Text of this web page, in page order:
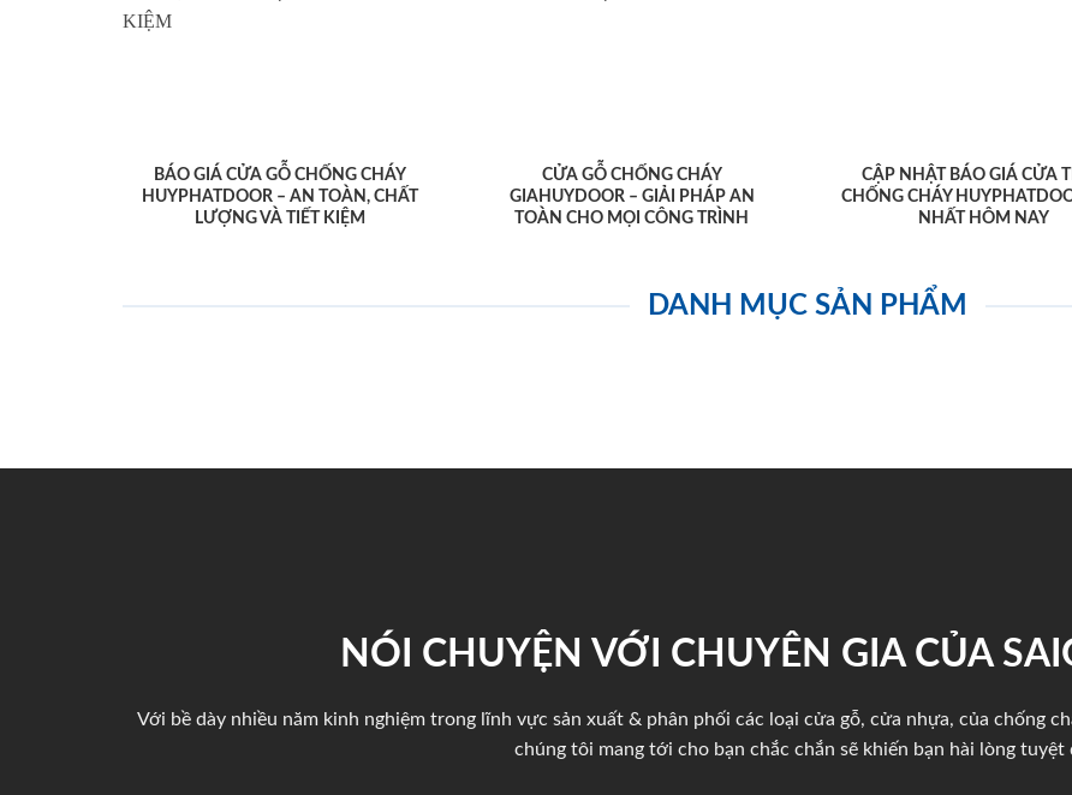
BÁO GIÁ CỬA GỖ CHỐNG CHÁY
HUYPHATDOOR – AN TOÀN, CHẤT
LƯỢNG VÀ TIẾT KIỆM
CỬA GỖ CHỐNG CHÁY
GIAHUYDOOR – GIẢI PHÁP AN
TOÀN CHO MỌI CÔNG TRÌNH
CẬP NHẬT BÁO GIÁ CỬA
CHỐNG CHÁY
NHẤT HÔM NAY
DANH MỤC SẢN PHẨM
NÓI CHUYỆN VỚI CHUYÊN GIA CỦA
Với bề dày nhiều năm kinh nghiệm trong lĩnh vực sản xuất & phân phối các loại cửa gỗ, cửa nhựa, của chống
chúng tôi mang tới cho bạn chắc chắn sẽ khiến bạn hài lòng tuyệt